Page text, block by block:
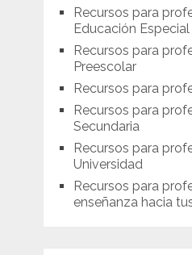
Recursos para
Educación Especial
Recursos para
Preescolar
Recursos para
Recursos para
Secundaria
Recursos para
Universidad
Recursos para
enseñanza hacia